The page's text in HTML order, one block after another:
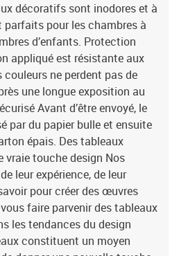
décoratifs sont inodores et à
parfaits pour les chambres à
d’enfants. Protection
appliqué est résistante aux
couleurs ne perdent pas de
une longue exposition au
Avant d’être envoyé, le
par du papier bulle et ensuite
épais. Des tableaux
vraie touche design Nos
leur expérience, de leur
pour créer des œuvres
faire parvenir des tableaux
les tendances du design
constituent un moyen